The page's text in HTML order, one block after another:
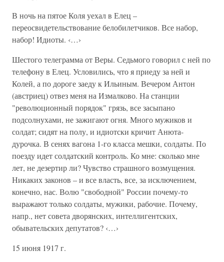
В ночь на пятое Коля уехал в Елец –
переосвидетельствование белобилетчиков. Все набор,
набор! Идиоты. ‹…›
Шестого телеграмма от Веры. Седьмого говорил с ней по
телефону в Елец. Условились, что я приеду за ней и
Колей, а по дороге заеду к Ильиным. Вечером Антон
(австриец) отвез меня на Измалково. На станции
"революционный порядок" грязь, все засыпано
подсолнухами, не зажигают огня. Много мужиков и
солдат; сидят на полу, и идиотски кричит Анюта-
дурочка. В сенях вагона 1-го класса мешки, солдаты. По
поезду идет солдатский контроль. Ко мне: сколько мне
лет, не дезертир ли? Чувство страшного возмущения.
Никаких законов – и все власть, все, за исключением,
конечно, нас. Волю "свободной" России почему-то
выражают только солдаты, мужики, рабочие. Почему,
напр., нет совета дворянских, интеллигентских,
обывательских депутатов? ‹…›
15 июня 1917 г.